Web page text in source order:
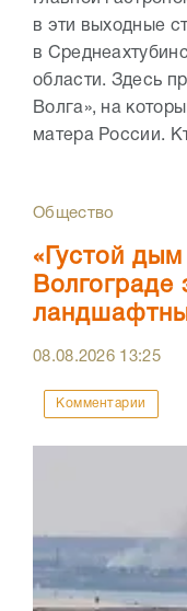
в эти выходные
в
области. Здесь
Волга», на
матера России.
Общество
«Густой
Волгограде
08.08.2026 13:25
Комментарии